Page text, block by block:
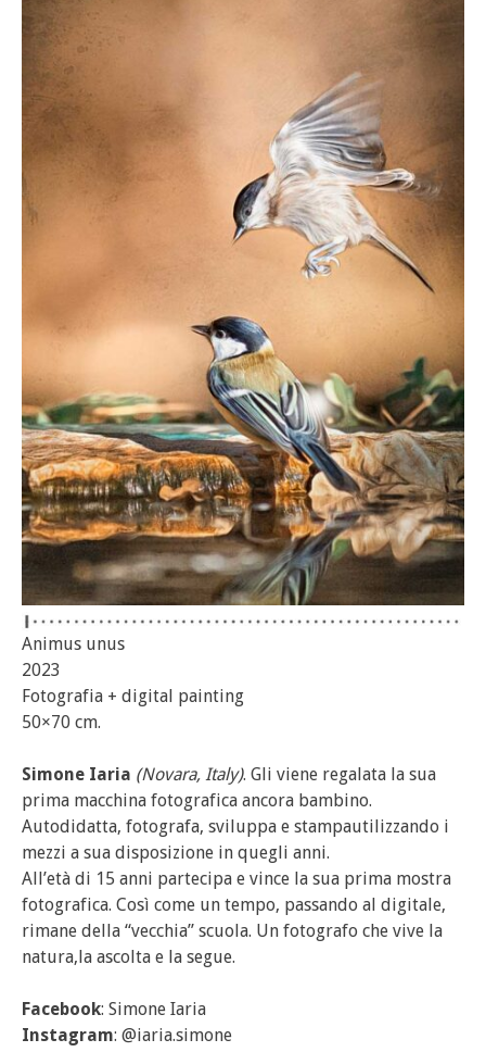
Animus unus
2023
Fotografia + digital painting
50×70 cm.
Simone Iaria (Novara, Italy). Gli viene regalata la sua
prima macchina fotografica ancora bambino.
Autodidatta, fotografa, sviluppa e stampautilizzando i
mezzi a sua disposizione in quegli anni.
All’età di 15 anni partecipa e vince la sua prima mostra
fotografica. Così come un tempo, passando al digitale,
rimane della “vecchia” scuola. Un fotografo che vive la
natura,la ascolta e la segue.
Facebook: Simone Iaria
Instagram: @iaria.simone